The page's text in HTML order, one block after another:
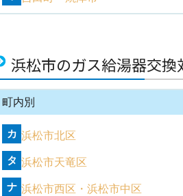
浜松市のガス給湯器交換
町内別
カ 浜松市北区
タ 浜松市天竜区
ナ 浜松市西区 浜松市中区